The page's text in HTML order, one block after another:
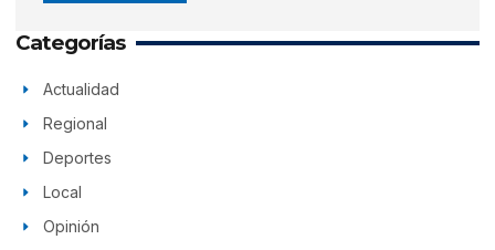
Categorías
Actualidad
Regional
Deportes
Local
Opinión